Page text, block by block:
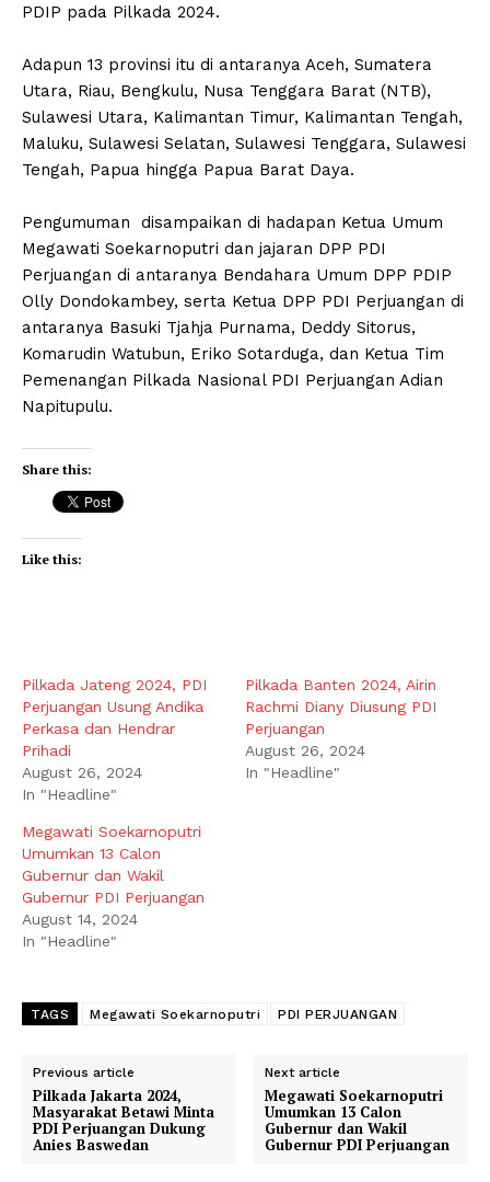
PDIP pada Pilkada 2024.
Adapun 13 provinsi itu di antaranya Aceh, Sumatera
Utara, Riau, Bengkulu, Nusa Tenggara Barat (NTB),
Sulawesi Utara, Kalimantan Timur, Kalimantan Tengah,
Maluku, Sulawesi Selatan, Sulawesi Tenggara, Sulawesi
Tengah, Papua hingga Papua Barat Daya.
Pengumuman disampaikan di hadapan Ketua Umum
Megawati Soekarnoputri dan jajaran DPP PDI
Perjuangan di antaranya Bendahara Umum DPP PDIP
Olly Dondokambey, serta Ketua DPP PDI Perjuangan di
antaranya Basuki Tjahja Purnama, Deddy Sitorus,
Komarudin Watubun, Eriko Sotarduga, dan Ketua Tim
Pemenangan Pilkada Nasional PDI Perjuangan Adian
Napitupulu.
Share this:
Like this:
Pilkada Jateng 2024, PDI
Perjuangan Usung Andika
Perkasa dan Hendrar
Prihadi
August 26, 2024
In "Headline"
Pilkada Banten 2024, Airin
Rachmi Diany Diusung PDI
Perjuangan
August 26, 2024
In "Headline"
Megawati Soekarnoputri
Umumkan 13 Calon
Gubernur dan Wakil
Gubernur PDI Perjuangan
August 14, 2024
In "Headline"
TAGS Megawati Soekarnoputri PDI PERJUANGAN
Previous article
Pilkada Jakarta 2024,
Masyarakat Betawi Minta
PDI Perjuangan Dukung
Anies Baswedan
Next article
Megawati Soekarnoputri
Umumkan 13 Calon
Gubernur dan Wakil
Gubernur PDI Perjuangan